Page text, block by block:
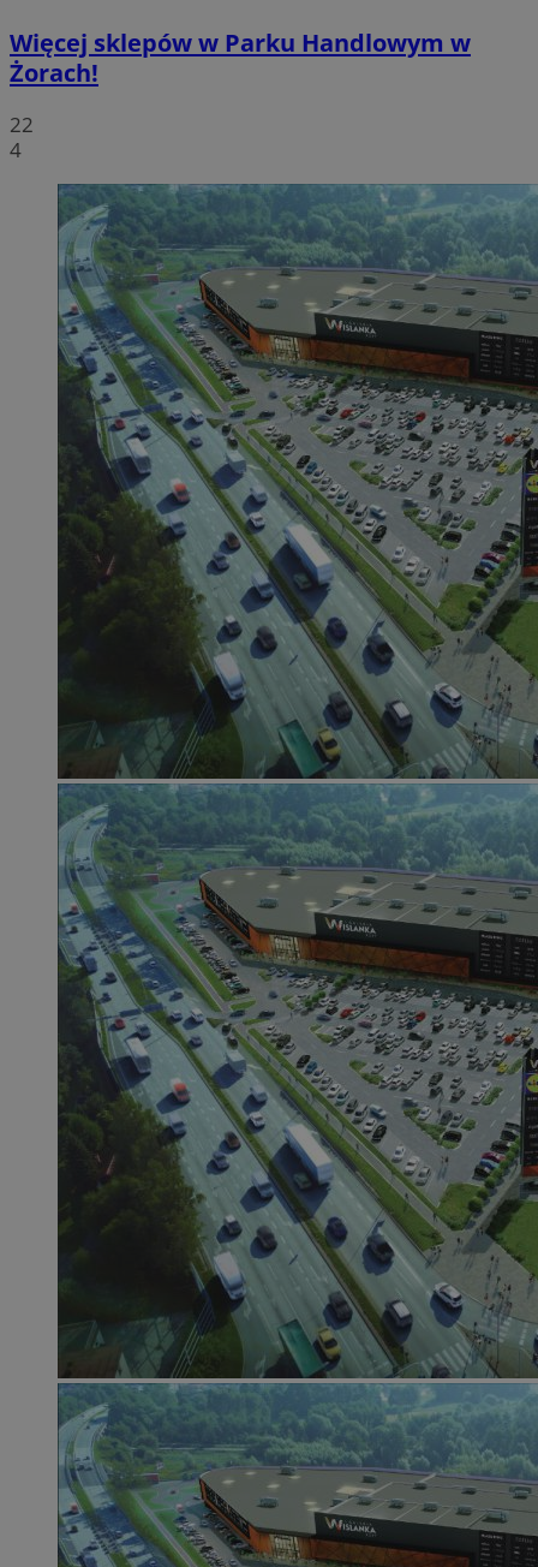
Więcej sklepów w Parku Handlowym w
Żorach!
22
4